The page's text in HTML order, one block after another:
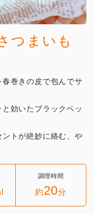
つまいも
巻きの皮で包んでサ
効いたブラックペッ
トが絶妙に絡む、や
調理時間
約20分